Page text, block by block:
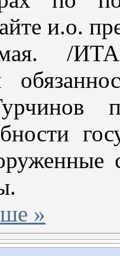
и.о.
/ИТАР-
»